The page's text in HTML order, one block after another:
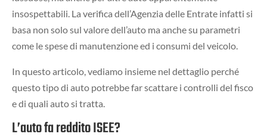
insospettabili. La verifica dell’Agenzia delle Entrate infatti si
basa non solo sul valore dell’auto ma anche su parametri
come le spese di manutenzione ed i consumi del veicolo.
In questo articolo, vediamo insieme nel dettaglio perché
questo tipo di auto potrebbe far scattare i controlli del fisco
e di quali auto si tratta.
L’auto fa reddito ISEE?